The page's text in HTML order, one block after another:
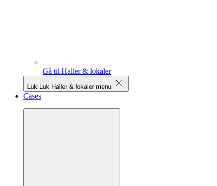
Gå til Haller & lokaler
Luk Luk Haller & lokaler menu
Cases